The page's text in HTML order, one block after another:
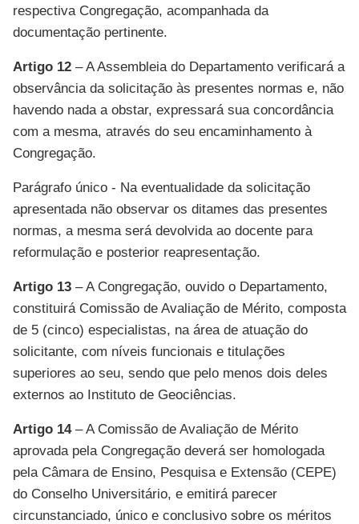
respectiva Congregação, acompanhada da
documentação pertinente.
Artigo 12 – A Assembleia do Departamento verificará a
observância da solicitação às presentes normas e, não
havendo nada a obstar, expressará sua concordância
com a mesma, através do seu encaminhamento à
Congregação.
Parágrafo único - Na eventualidade da solicitação
apresentada não observar os ditames das presentes
normas, a mesma será devolvida ao docente para
reformulação e posterior reapresentação.
Artigo 13 – A Congregação, ouvido o Departamento,
constituirá Comissão de Avaliação de Mérito, composta
de 5 (cinco) especialistas, na área de atuação do
solicitante, com níveis funcionais e titulações
superiores ao seu, sendo que pelo menos dois deles
externos ao Instituto de Geociências.
Artigo 14– A Comissão de Avaliação de Mérito
aprovada pela Congregação deverá ser homologada
pela Câmara de Ensino, Pesquisa e Extensão (CEPE)
do Conselho Universitário, e emitirá parecer
circunstanciado, único e conclusivo sobre os méritos